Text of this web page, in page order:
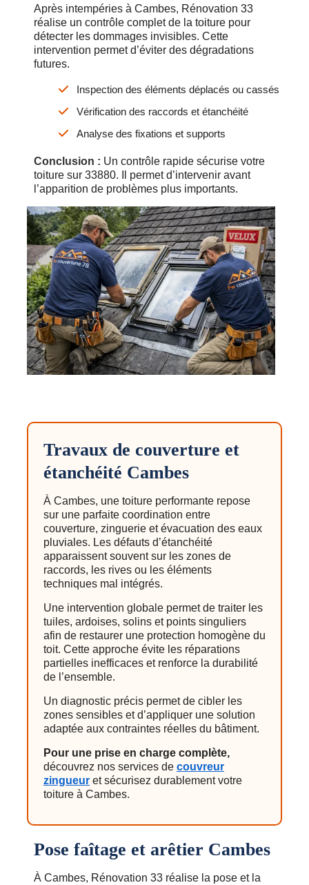
Après intempéries à Cambes, Rénovation 33
réalise un contrôle complet de la toiture pour
détecter les dommages invisibles. Cette
intervention permet d’éviter des dégradations
futures.
Inspection des éléments déplacés ou cassés
Vérification des raccords et étanchéité
Analyse des fixations et supports
Conclusion : Un contrôle rapide sécurise votre
toiture sur 33880. Il permet d’intervenir avant
l’apparition de problèmes plus importants.
Travaux de couverture et
étanchéité Cambes
À Cambes, une toiture performante repose
sur une parfaite coordination entre
couverture, zinguerie et évacuation des eaux
pluviales. Les défauts d’étanchéité
apparaissent souvent sur les zones de
raccords, les rives ou les éléments
techniques mal intégrés.
Une intervention globale permet de traiter les
tuiles, ardoises, solins et points singuliers
afin de restaurer une protection homogène du
toit. Cette approche évite les réparations
partielles inefficaces et renforce la durabilité
de l’ensemble.
Un diagnostic précis permet de cibler les
zones sensibles et d’appliquer une solution
adaptée aux contraintes réelles du bâtiment.
Pour une prise en charge complète,
découvrez nos services de couvreur
zingueur et sécurisez durablement votre
toiture à Cambes.
Pose faîtage et arêtier Cambes
À Cambes, Rénovation 33 réalise la pose et la